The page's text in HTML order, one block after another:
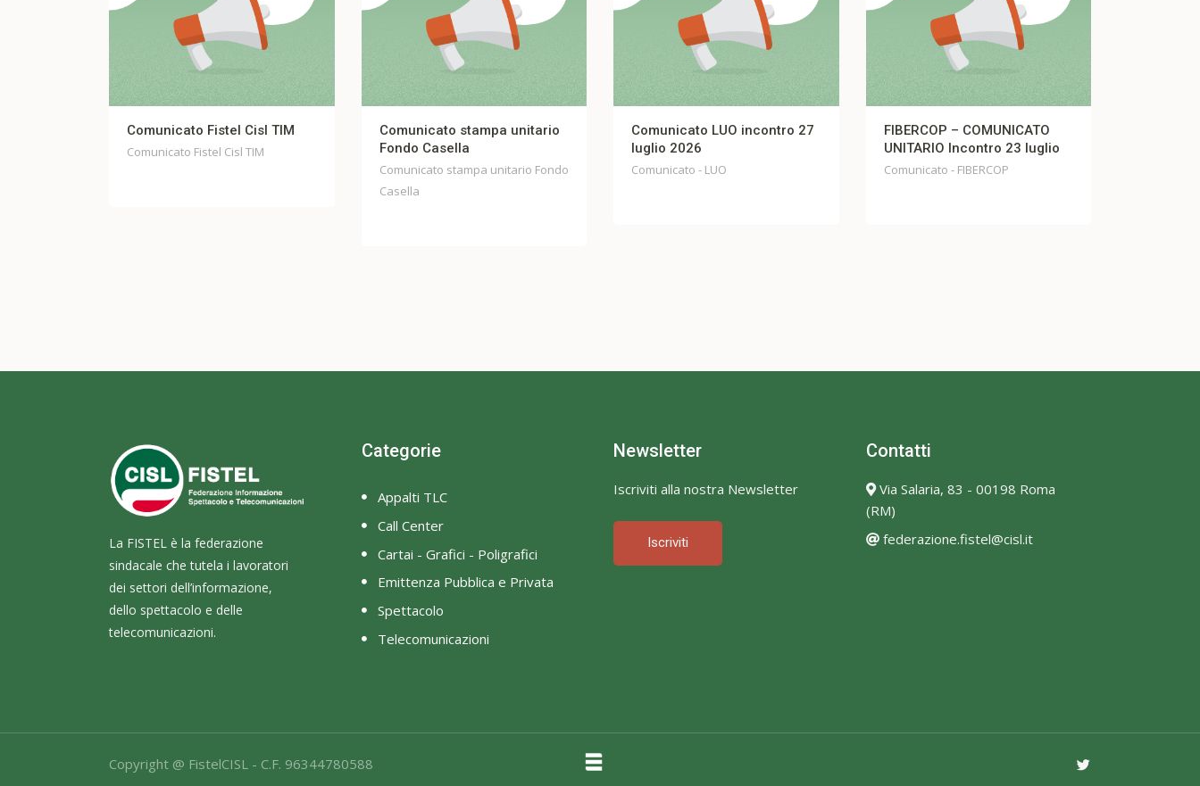
Fistel Cisl TIM
Comunicato stampa unitario
Fondo Casella
Comunicato stampa unitario Fondo
Comunicato LUO incontro 27
Comunicato - LUO
FIBERCOP – COMUNICATO
UNITARIO Incontro 23 luglio
Comunicato Fistel Cisl TIM
Comunicato Fistel Cisl TIM
La FISTEL è la federazione
sindacale che tutela i lavoratori
dei settori dell’informazione,
dello spettacolo e delle
telecomunicazioni.
Categorie
Appalti TLC
Call Center
Cartai - Grafici - Poligrafici
Emittenza Pubblica e Privata
Spettacolo
Telecomunicazioni
Newsletter
Iscriviti alla nostra Newsletter
Iscriviti
Contatti
Via Salaria, 83 - 00198 Roma
(RM)
federazione.fistel@cisl.it
Copyright @ FistelCISL - C.F. 96344780588